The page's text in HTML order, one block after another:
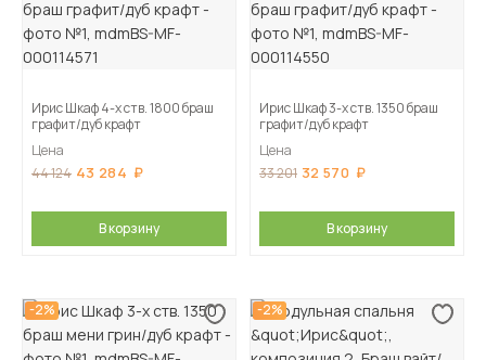
Ирис Шкаф 4-х ств. 1800 браш
графит/дуб крафт
Цена
44 124 43 284
В корзину
Ирис Шкаф 3-х ств. 1350 браш
графит/дуб крафт
Цена
33 201 32 570
В корзину
-2% -2%